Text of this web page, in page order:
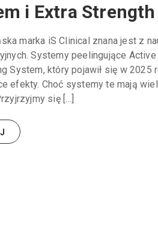
i Extra
marka iS Clinical znana jest z
Systemy peelingujące
System, który pojawił się w
efekty. Choć systemy te mają
się […]